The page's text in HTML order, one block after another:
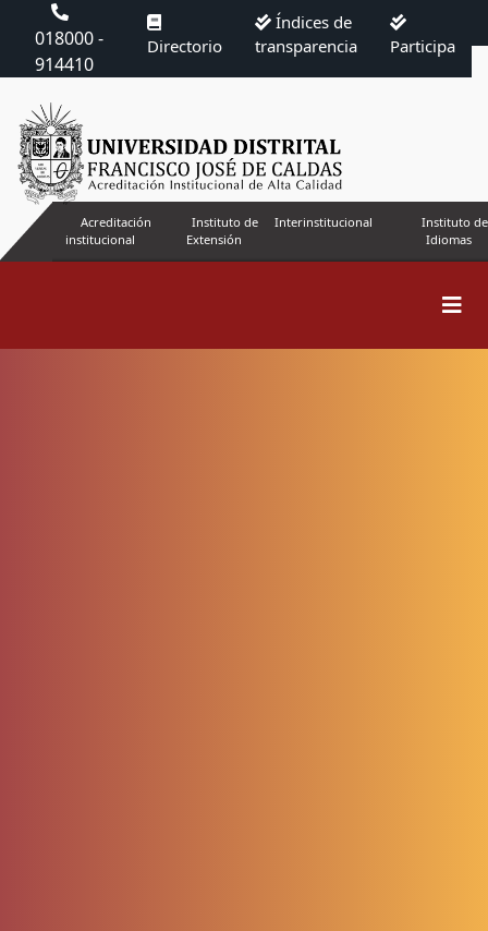
018000 -
914410
Directorio
Índices de
transparencia
Participa
Acreditación
institucional
Instituto de
Extensión
Interinstitucional
Instituto de
Idiomas